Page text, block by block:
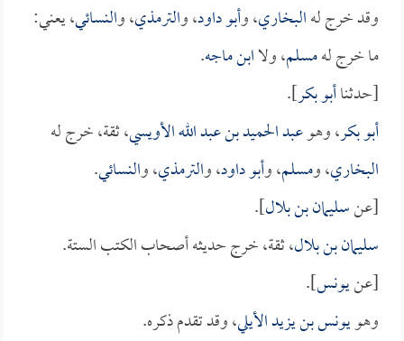
وقد خرج لهالبخاري، وأبو داود، والترمذي، والنسائي، يعني:
ما خرج لهمسلم، ولاابن ماجه.
[حدثناأبو بكر].
أبو بكر، وهوعبد الحميد بن عبد الله الأويسي، ثقة، خرج له
البخاري، ومسلم، وأبو داود، والترمذي، والنسائي.
[عنسليمان بن بلال].
سليمان بن بلال، ثقة، خرج حديثه أصحاب الكتب الستة.
[عنيونس].
وهويونس بن يزيد الأيلي، وقد تقدم ذكره.